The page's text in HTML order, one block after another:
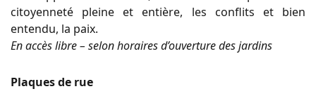
citoyenneté pleine et entière, les conflits et bien
entendu, la paix.
En accès libre – selon horaires d’ouverture des jardins
Plaques de rue